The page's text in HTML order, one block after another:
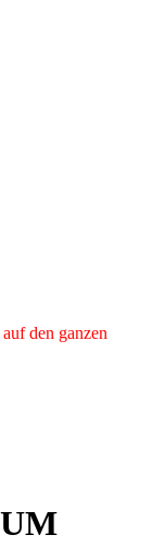
den ganzen